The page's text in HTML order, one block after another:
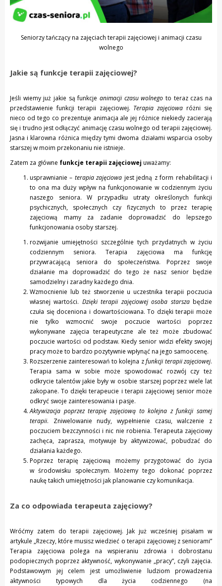
Seniorzy tańczący na zajęciach terapii zajęciowej i animacji czasu
wolnego
Jakie są funkcje terapii zajęciowej?
Jeśli wiemy już jakie są funkcje animacji czasu wolnego to teraz czas na
przedstawienie funkcji terapii zajęciowej. Terapia zajęciowa różni się
nieco od tego co prezentuje animacja ale jej różnice niekiedy zacierają
się i trudno jest odłączyć animację czasu wolnego od terapii zajęciowej.
Jasna i klarowna różnica między tymi dwoma działami wsparcia osoby
starszej w moim przekonaniu nie istnieje.
Zatem za główne funkcje terapii zajęciowej uważamy:
usprawnianie – terapia zajęciowa jest jedną z form rehabilitacji i
to ona ma duży wpływ na funkcjonowanie w codziennym życiu
naszego seniora. W przypadku utraty określonych funkcji
psychicznych, społecznych czy fizycznych to przez terapię
zajęciową mamy za zadanie doprowadzić do lepszego
funkcjonowania osoby starszej.
rozwijanie umiejętności szczególnie tych przydatnych w życiu
codziennym seniora. Terapia zajęciowa ma funkcję
przywracającą seniora do społeczeństwa. Poprzez swoje
działanie ma doprowadzić do tego że nasz senior będzie
samodzielny i zaradny każdego dnia.
Wzmocnienie lub też stworzenie u uczestnika terapii poczucia
własnej wartości. Dzięki terapii zajęciowej osoba starszabędzie
czuła się doceniona i dowartościowana. To dzięki terapii może
nie tylko wzmocnić swoje poczucie wartości poprzez
wykonywane zajęcia terapeutyczne ale też może zbudować
poczucie wartości od podstaw. Kiedy senior widzi efekty swojej
pracy może to bardzo pozytywnie wpłynąć na jego samoocenę.
Rozszerzenie zainteresowań to kolejna zfunkcji terapii zajęciowej.
Terapia sama w sobie może spowodować rozwój czy też
odkrycie talentów jakie były w osobie starszej poprzez wiele lat
zakopane. To dzięki terapeucie i terapii zajęciowej senior może
odkryć swoje zainteresowania i pasje.
Aktywizacja poprzez terapię zajęciową to kolejna z funkcji samej
terapii. Zniwelowanie nudy, wypełnienie czasu, walczenie z
poczuciem bezczynności i nic nie robienia. Terapeuta zajęciowy
zachęca, zaprasza, motywuje by aktywizować, pobudzać do
działania każdego.
Poprzez terapię zajęciową możemy przygotować do życia
w środowisku społecznym. Możemy tego dokonać poprzez
naukę takich umiejętności jak planowanie czy komunikacja.
Za co odpowiada terapeuta zajęciowy?
Wróćmy zatem do terapii zajęciowej. Jak już wcześniej pisałam w
artykule „Rzeczy, które musisz wiedzieć o terapii zajęciowej z seniorami”
Terapia zajęciowa polega na wspieraniu zdrowia i dobrostanu
podopiecznych poprzez aktywność, wykonywanie „pracy”, czyli zajęcia.
Podstawowym jej celem jest umożliwienie ludziom prowadzenia
aktywności typowych dla życia codziennego (na